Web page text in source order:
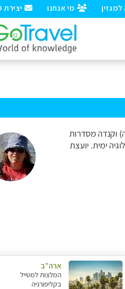
יצירת מי אנחנו
(כולל אלסקה) וקנדה מסדרות
ימית. יועצת
ארה"ב
המלצות למטייל
בקליפורניה